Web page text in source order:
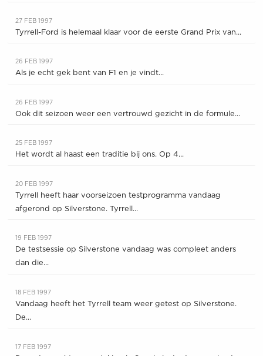
27 FEB 1997
Tyrrell-Ford is helemaal klaar voor de eerste Grand Prix van...
26 FEB 1997
Als je echt gek bent van F1 en je vindt...
26 FEB 1997
Ook dit seizoen weer een vertrouwd gezicht in de formule...
25 FEB 1997
Het wordt al haast een traditie bij ons. Op 4...
20 FEB 1997
Tyrrell heeft haar voorseizoen testprogramma vandaag
afgerond op Silverstone. Tyrrell...
19 FEB 1997
De testsessie op Silverstone vandaag was compleet anders
dan die...
18 FEB 1997
Vandaag heeft het Tyrrell team weer getest op Silverstone.
De...
17 FEB 1997